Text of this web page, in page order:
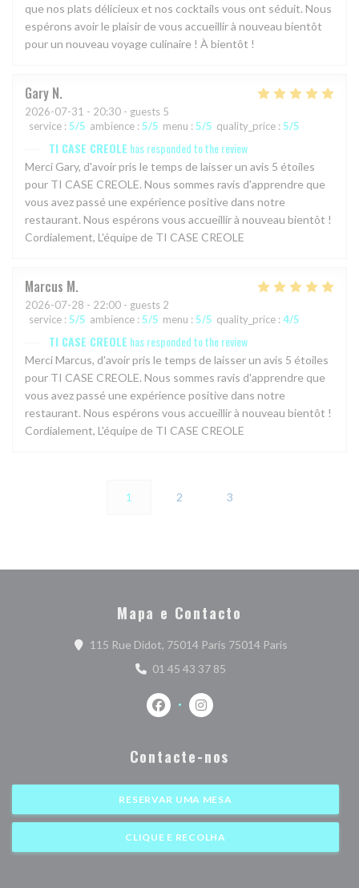
que nos plats délicieux et nos cocktails vous ont séduit. Nous
espérons avoir le plaisir de vous accueillir à nouveau bientôt
pour un nouveau voyage culinaire ! À bientôt !
Gary N
2026-07-31 - 20:30 - guests 5
service : 5/5 ambience : 5/5 menu : 5/5 quality_price : 5/5
TI CASE CREOLE has responded to the review
Merci Gary, d'avoir pris le temps de laisser un avis 5 étoiles
pour TI CASE CREOLE. Nous sommes ravis d'apprendre que
vous avez passé une expérience positive dans notre
restaurant. Nous espérons vous accueillir à nouveau bientôt !
Cordialement, L'équipe de TI CASE CREOLE
Marcus M
2026-07-28 - 22:00 - guests 2
service : 5/5 ambience : 5/5 menu : 5/5 quality_price : 4/5
TI CASE CREOLE has responded to the review
Merci Marcus, d'avoir pris le temps de laisser un avis 5 étoiles
pour TI CASE CREOLE. Nous sommes ravis d'apprendre que
vous avez passé une expérience positive dans notre
restaurant. Nous espérons vous accueillir à nouveau bientôt !
Cordialement, L'équipe de TI CASE CREOLE
1 2 3
Mapa e Contacto
115 Rue Didot, 75014 Paris 75014 Paris
01 45 43 37 85
Facebook ((abre numa nova janela))
Instagram ((abre numa nova
Contacte-nos
RESERVAR UMA MESA
CLIQUE E RECOLHA